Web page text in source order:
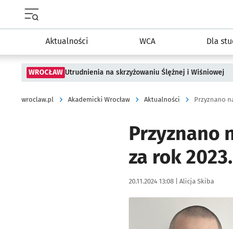
Menu główne portalu wroclaw.pl
Aktualności WCA Dla
WROCŁAW Utrudnienia na skrzyżowaniu Ślężnej i Wiśniowej
wroclaw.pl Akademicki Wrocław Aktualności Przyznano
Przyznano
za rok
Data publikacji:
20.11.2024 13:08 | Autor:
Alicja Skiba